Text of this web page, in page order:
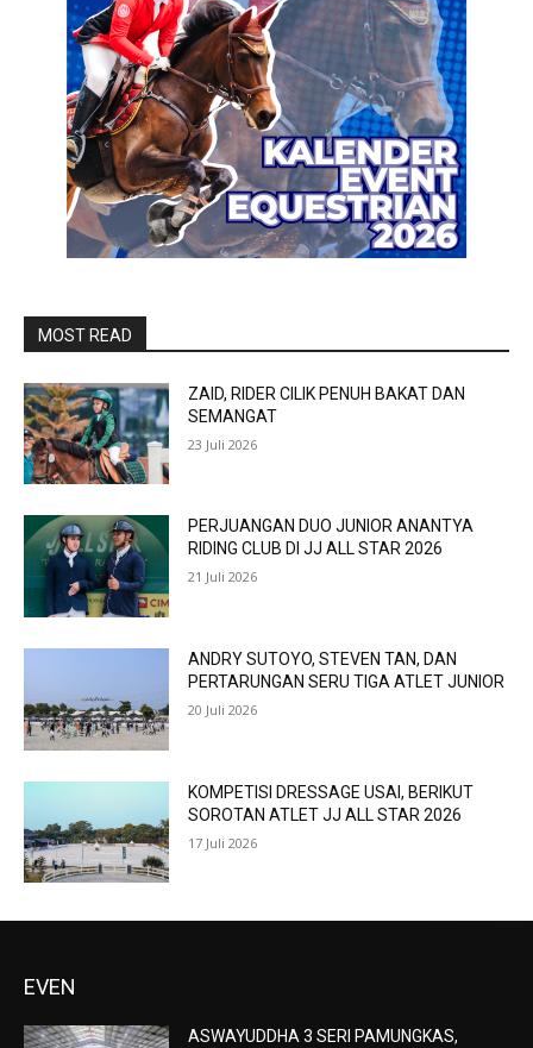
MOST READ
ZAID, RIDER CILIK PENUH BAKAT DAN
SEMANGAT
23 Juli 2026
PERJUANGAN DUO JUNIOR ANANTYA
RIDING CLUB DI JJ ALL STAR 2026
21 Juli 2026
ANDRY SUTOYO, STEVEN TAN, DAN
PERTARUNGAN SERU TIGA ATLET JUNIOR
20 Juli 2026
KOMPETISI DRESSAGE USAI, BERIKUT
SOROTAN ATLET JJ ALL STAR 2026
17 Juli 2026
EVEN
ASWAYUDDHA 3 SERI PAMUNGKAS,